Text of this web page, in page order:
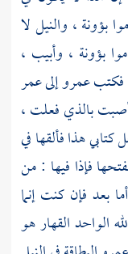
بؤونة ، والنيل لا
بؤونة ، وأبيب ،
فكتبعمروإلىعمر
بالذي فعلت ،
كتابي هذا فألقها في
فإذا فيها : من
أما بعد فإن كنت إنما
الواحد القهار هو